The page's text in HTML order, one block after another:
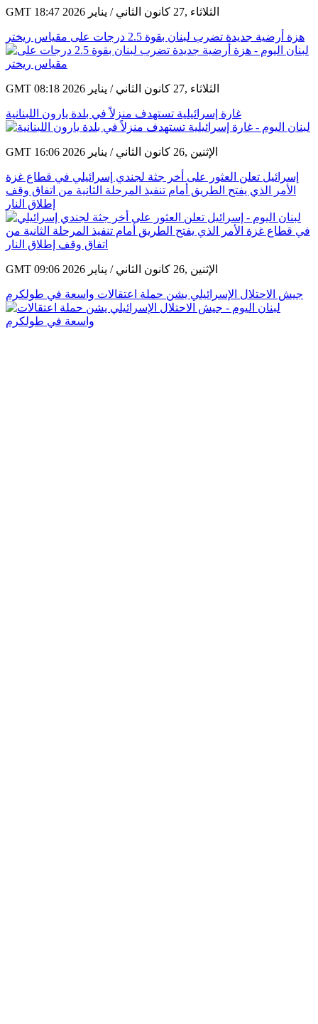
GMT 18:47 2026 الثلاثاء ,27 كانون الثاني / يناير
هزة أرضية جديدة تضرب لبنان بقوة 2.5 درجات على مقياس ريختر
GMT 08:18 2026 الثلاثاء ,27 كانون الثاني / يناير
غارة إسرائيلية تستهدف منزلاً في بلدة يارون اللبنانية
GMT 16:06 2026 الإثنين ,26 كانون الثاني / يناير
إسرائيل تعلن العثور على أخر جثة لجندي إسرائيلي في قطاع غزة
الأمر الذي يفتح الطريق أمام تنفيذ المرحلة الثانية من اتفاق وقف
إطلاق النار
GMT 09:06 2026 الإثنين ,26 كانون الثاني / يناير
جيش الاحتلال الإسرائيلي يشن حملة اعتقالات واسعة في طولكرم